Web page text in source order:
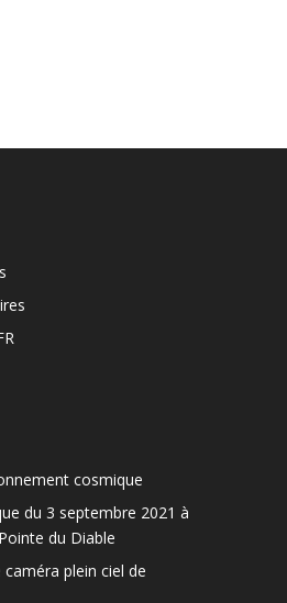
cosmique
du 3 septembre 2021 à
du Diable
caméra plein ciel de